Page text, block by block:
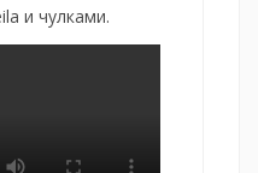
и чулками.